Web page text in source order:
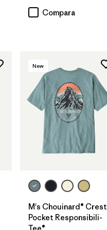
Compara
New
M's Chouinard® Crest
Pocket Responsibili-